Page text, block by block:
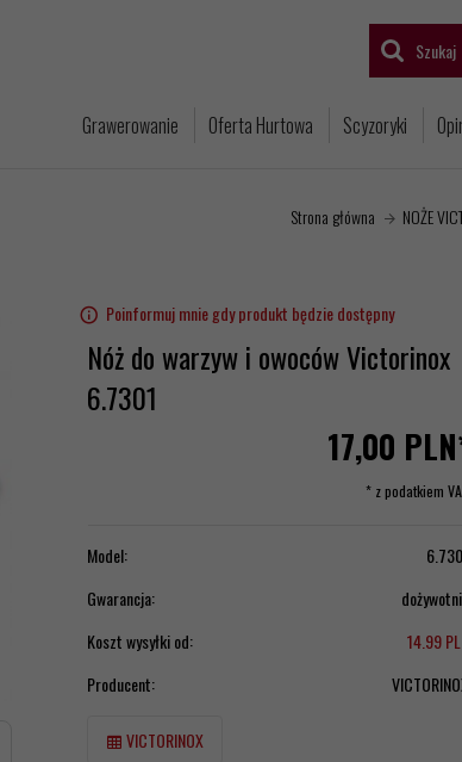
Szukaj
Grawerowanie Oferta Hurtowa Scyzoryki
Strona główna NOŻE
Poinformuj mnie gdy produkt będzie dostępny
Nóż do warzyw i owoców Victorinox
6.7301
17,00
* z podatkiem
Model:
Gwarancja:
Koszt wysyłki od:
14.99
Producent:
VICTORINOX